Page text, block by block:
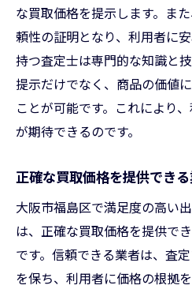
利用者満足度を高め
信頼性を判断するた
多様なニーズに応え
ス
透明性のある取引を
安心感を提供するア
出張買取を賢く利用する
地域特性を活かした
福島区に特化した買
持続可能な取引を実
な買取価格を提示します。ま
頼性の証明となり、利用者に
持つ査定士は専門的な知識と
提示だけでなく、商品の価値
ことが可能です。これにより
が期待できるのです。
正確な買取価格を提供でき
大阪市福島区で満足度の高い
は、正確な買取価格を提供で
です。信頼できる業者は、査
を保ち、利用者に価格の根拠